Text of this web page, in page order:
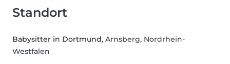
Standort
Babysitter in Dortmund, Arnsberg, Nordrhein-
Westfalen